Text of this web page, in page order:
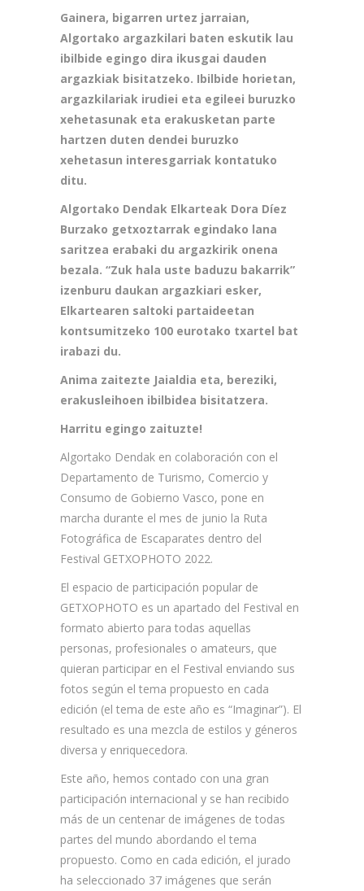
Gainera, bigarren urtez jarraian,
Algortako argazkilari baten eskutik lau
ibilbide egingo dira ikusgai dauden
argazkiak bisitatzeko. Ibilbide horietan,
argazkilariak irudiei eta egileei buruzko
xehetasunak eta erakusketan parte
hartzen duten dendei buruzko
xehetasun interesgarriak kontatuko
ditu.
Algortako Dendak Elkarteak Dora Díez
Burzako getxoztarrak egindako lana
saritzea erabaki du argazkirik onena
bezala. “Zuk hala uste baduzu bakarrik”
izenburu daukan argazkiari esker,
Elkartearen saltoki partaideetan
kontsumitzeko 100 eurotako txartel bat
irabazi du.
Anima zaitezte Jaialdia eta, bereziki,
erakusleihoen ibilbidea bisitatzera.
Harritu egingo zaituzte!
Algortako Dendak en colaboración con el
Departamento de Turismo, Comercio y
Consumo de Gobierno Vasco, pone en
marcha durante el mes de junio la Ruta
Fotográfica de Escaparates dentro del
Festival GETXOPHOTO 2022.
El espacio de participación popular de
GETXOPHOTO es un apartado del Festival en
formato abierto para todas aquellas
personas, profesionales o amateurs, que
quieran participar en el Festival enviando sus
fotos según el tema propuesto en cada
edición (el tema de este año es “Imaginar”). El
resultado es una mezcla de estilos y géneros
diversa y enriquecedora.
Este año, hemos contado con una gran
participación internacional y se han recibido
más de un centenar de imágenes de todas
partes del mundo abordando el tema
propuesto. Como en cada edición, el jurado
ha seleccionado 37 imágenes que serán